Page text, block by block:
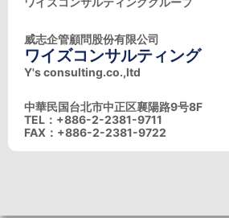
威志企管顧問股份有限公司
ワイズコンサルティング
Y's consulting.co.,ltd
中華民国台北市中正区襄陽路9号8F
TEL：+886-2-2381-9711
FAX：+886-2-2381-9722